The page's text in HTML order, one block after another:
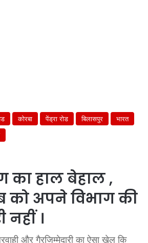
कोरबा पेंड्रा रोड बिलासपुर
भारत
का हाल बेहाल ,
को अपने विभाग की
नहीं ।
और गैरजिम्मेदारी का ऐसा खेल कि